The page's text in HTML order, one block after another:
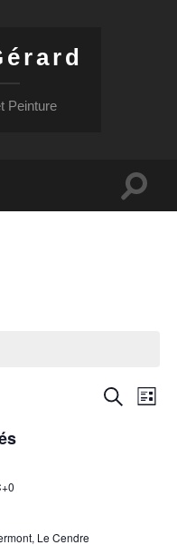
Peinture
Toggle
Recherche
Liste
Le Cendre